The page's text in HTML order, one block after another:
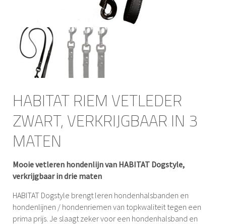
HABITAT RIEM VETLEDER
ZWART, VERKRIJGBAAR IN 3
MATEN
Mooie vetleren hondenlijn van HABITAT Dogstyle,
verkrijgbaar in drie maten
HABITAT Dogstyle brengt leren hondenhalsbanden en
hondenlijnen / hondenriemen van topkwaliteit tegen een
prima prijs. Je slaagt zeker voor een hondenhalsband en